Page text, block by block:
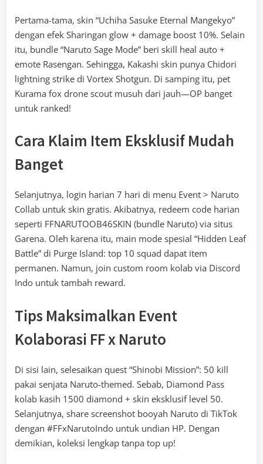
Pertama-tama, skin “Uchiha Sasuke Eternal Mangekyo”
dengan efek Sharingan glow + damage boost 10%. Selain
itu, bundle “Naruto Sage Mode” beri skill heal auto +
emote Rasengan. Sehingga, Kakashi skin punya Chidori
lightning strike di Vortex Shotgun. Di samping itu, pet
Kurama fox drone scout musuh dari jauh—OP banget
untuk ranked!
Cara Klaim Item Eksklusif Mudah
Banget
Selanjutnya, login harian 7 hari di menu Event > Naruto
Collab untuk skin gratis. Akibatnya, redeem code harian
seperti FFNARUTOOB46SKIN (bundle Naruto) via situs
Garena. Oleh karena itu, main mode spesial “Hidden Leaf
Battle” di Purge Island: top 10 squad dapat item
permanen. Namun, join custom room kolab via Discord
Indo untuk tambah reward.
Tips Maksimalkan Event
Kolaborasi FF x Naruto
Di sisi lain, selesaikan quest “Shinobi Mission”: 50 kill
pakai senjata Naruto-themed. Sebab, Diamond Pass
kolab kasih 1500 diamond + skin eksklusif level 50.
Selanjutnya, share screenshot booyah Naruto di TikTok
dengan #FFxNarutoIndo untuk undian HP. Dengan
demikian, koleksi lengkap tanpa top up!